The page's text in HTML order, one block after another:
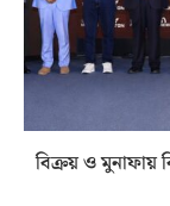
বিক্রয় ও মুনাফায়